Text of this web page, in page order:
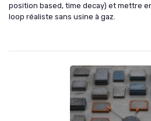
position based, time decay) et mettre
loop réaliste sans usine à gaz.